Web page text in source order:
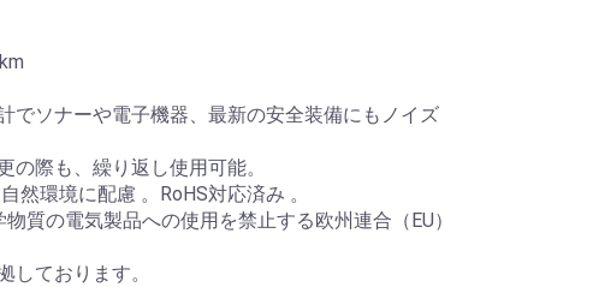
でソナーや電子機器、最新の安全装備にもノイズ
の際も、繰り返し使用可能。
然環境に配慮 。RoHS対応済み 。
質の電気製品への使用を禁止する欧州連合（EU）
しております。